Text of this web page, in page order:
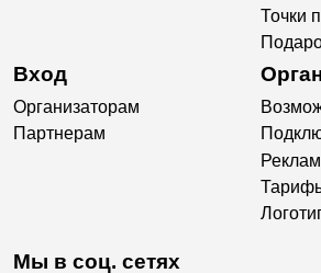
Точки
Вход
Организаторам
Партнерам
Мы в соц. сетях